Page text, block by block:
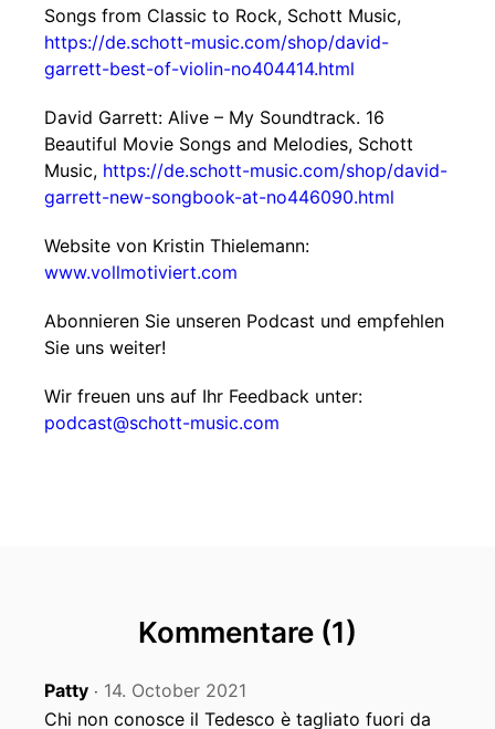
Songs from Classic to Rock, Schott Music,
https://de.schott-music.com/shop/david-
garrett-best-of-violin-no404414.html
David Garrett: Alive – My Soundtrack. 16
Beautiful Movie Songs and Melodies, Schott
Music, https://de.schott-music.com/shop/david-
garrett-new-songbook-at-no446090.html
Website von Kristin Thielemann:
www.vollmotiviert.com
Abonnieren Sie unseren Podcast und empfehlen
Sie uns weiter!
Wir freuen uns auf Ihr Feedback unter:
podcast@schott-music.com
Kommentare (1)
Patty ‧ 14. October 2021
Chi non conosce il Tedesco è tagliato fuori da